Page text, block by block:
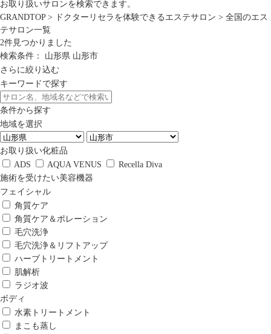
お取り扱いサロンを検索できます。
GRANDTOP> ドクターリセラを体験できるエステサロン > 全国のエス
テサロン一覧
2件見つかりました
検索条件：
山形県 山形市
さらに絞り込む
キーワードで探す
条件から探す
地域を選択
お取り扱い化粧品
ADS
AQUA VENUS
Recella Diva
施術を受けたい美容機器
フェイシャル
角質ケア
角質ケア＆ポレーション
毛穴洗浄
毛穴洗浄＆リフトアップ
ハーブトリートメント
肌解析
ラジオ波
ボディ
水素トリートメント
まこも蒸し